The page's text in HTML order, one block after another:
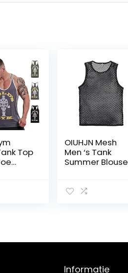
Top
OIUHJN Mesh
Men ‘s Tank
Summer Blouse
Casual Top
Informatie